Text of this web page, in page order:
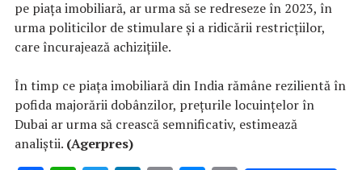
pe piaţa imobiliară, ar urma să se redreseze în 2023, în
urma politicilor de stimulare şi a ridicării restricţiilor,
care încurajează achiziţiile.
În timp ce piaţa imobiliară din India rămâne rezilientă în
pofida majorării dobânzilor, preţurile locuinţelor în
Dubai ar urma să crească semnificativ, estimează
analiştii. (Agerpres)